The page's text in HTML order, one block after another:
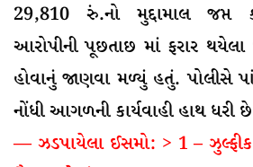
29,810 રું.નો મુદ્દામાલ જપ્ત
આરોપીની પૂછતાછ માં ફરાર થયેલા
હોવાનું જાણવા મળ્યું હતું. પોલીસે
નોંધી આગળની કાર્યવાહી હાથ ધરી
— ઝડપાયેલા ઈસમો: > 1 –